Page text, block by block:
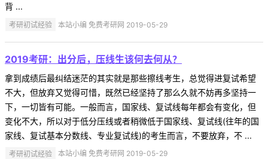
背 ...
考研初试经验 本站小编 免费考研网 2019-05-29
2019考研：出分后，压线生该何去何从？
拿到成绩后最纠结迷茫的其实就是那些擦线考生，总觉得进复试希望
不大，但放弃又觉得可惜，既然已经坚持了那么久就不妨再多坚持一
下，一切皆有可能。一般而言，国家线、复试线每年都会有变化，但
变化不大，所以对于低分压线或者稍微低于国家线、复试线(往年的国
家线、复试基本分数线、专业复试线)的考生而言，不要放弃，不 ...
考研初试经验 本站小编 免费考研网 2019-05-29